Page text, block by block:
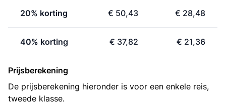
20% korting € 50,43 € 28,48
40% korting € 37,82 € 21,36
Prijsberekening
De prijsberekening hieronder is voor een enkele reis,
tweede klasse.